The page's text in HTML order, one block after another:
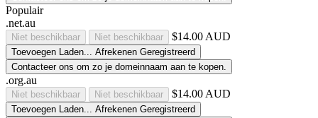
Populair
.net.au
Niet beschikbaar Niet beschikbaar $14.00 AUD
Toevoegen Laden... Afrekenen Geregistreerd
Contacteer ons om zo je domeinnaam aan te kopen.
.org.au
Niet beschikbaar Niet beschikbaar $14.00 AUD
Toevoegen Laden... Afrekenen Geregistreerd